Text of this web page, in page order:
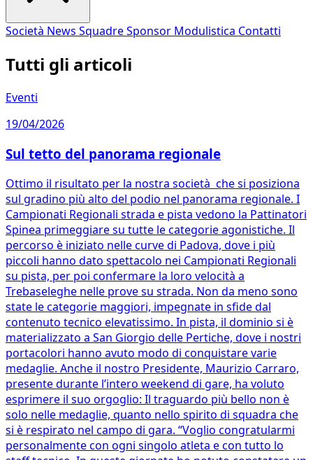
Società News SquadreSponsor Modulistica Contatti
Tutti gli articoli
Eventi
19/04/2026
Sul tetto del panorama regionale
Ottimo il risultato per la nostra società che si posiziona
sul gradino più alto del podio nel panorama regionale. I
Campionati Regionali strada e pista vedono la Pattinatori
Spinea primeggiare su tutte le categorie agonistiche. Il
percorso è iniziato nelle curve di Padova, dove i più
piccoli hanno dato spettacolo nei Campionati Regionali
su pista, per poi confermare la loro velocità a
Trebaseleghe nelle prove su strada. Non da meno sono
state le categorie maggiori, impegnate in sfide dal
contenuto tecnico elevatissimo. In pista, il dominio si è
materializzato a San Giorgio delle Pertiche, dove i nostri
portacolori hanno avuto modo di conquistare varie
medaglie. Anche il nostro Presidente, Maurizio Carraro,
presente durante l’intero weekend di gare, ha voluto
esprimere il suo orgoglio: Il traguardo più bello non è
solo nelle medaglie, quanto nello spirito di squadra che
si è respirato nel campo di gara. “Voglio congratularmi
personalmente con ogni singolo atleta e con tutto lo